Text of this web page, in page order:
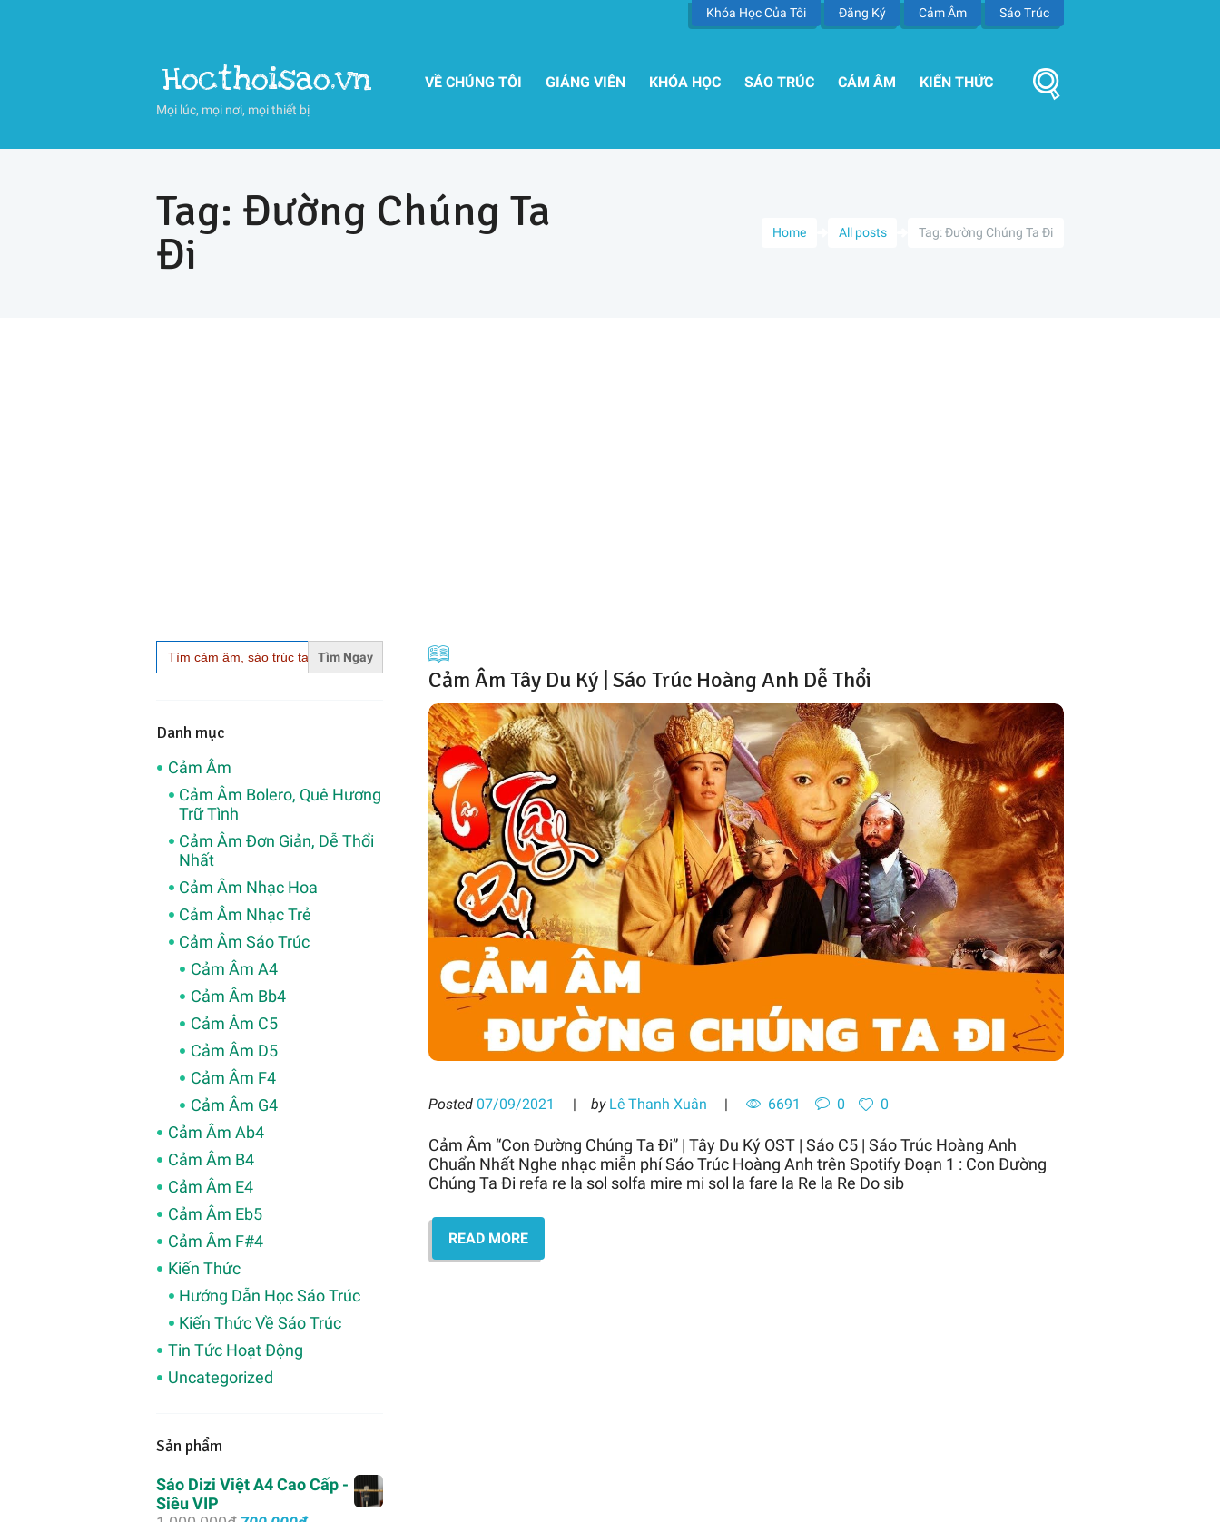
Khóa Học Của Tôi Đăng Ký Cảm Âm Sáo Trúc
Hocthoisao.vn
Mọi lúc, mọi nơi, mọi thiết bị
VỀ CHÚNG TÔI GIẢNG VIÊN KHÓA HỌC SÁO TRÚC CẢM ÂM KIẾN THỨC
Home All posts Tag: Đường Chúng Ta Đi
Tag: Đường Chúng Ta
Đi
Cảm Âm Tây Du Ký | Sáo Trúc Hoàng Anh Dễ Thổi
Posted 07/09/2021 by Lê Thanh Xuân 6691 0 0
Cảm Âm “Con Đường Chúng Ta Đi” | Tây Du Ký OST | Sáo C5 | Sáo Trúc Hoàng Anh
Chuẩn Nhất Nghe nhạc miễn phí Sáo Trúc Hoàng Anh trên Spotify Đoạn 1 : Con Đường
Chúng Ta Đi refa re la sol solfa mire mi sol la fare la Re la Re Do sib
READ MORE
Search
for:
Danh mục
Cảm Âm
Cảm Âm Bolero, Quê Hương
Trữ Tình
Cảm Âm Đơn Giản, Dễ Thổi
Nhất
Cảm Âm Nhạc Hoa
Cảm Âm Nhạc Trẻ
Cảm Âm Sáo Trúc
Cảm Âm A4
Cảm Âm Bb4
Cảm Âm C5
Cảm Âm D5
Cảm Âm F4
Cảm Âm G4
Cảm Âm Ab4
Cảm Âm B4
Cảm Âm E4
Cảm Âm Eb5
Cảm Âm F#4
Kiến Thức
Hướng Dẫn Học Sáo Trúc
Kiến Thức Về Sáo Trúc
Tin Tức Hoạt Động
Uncategorized
Sản phẩm
Sáo Dizi Việt A4 Cao Cấp -
Siêu VIP